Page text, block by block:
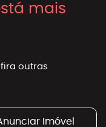
mais
outras
Imóvel